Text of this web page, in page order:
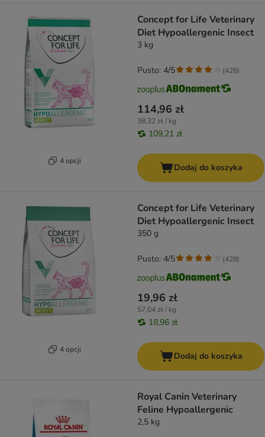
4 opcji
Concept for Life Veterinary
Diet Hypoallergenic Insect
3 kg
114,96 zł
38,32 zł / kg
109,21 zł
Pusto: 4/5 (428)
Dodaj do koszyka
4 opcji
Concept for Life Veterinary
Diet Hypoallergenic Insect
350 g
19,96 zł
57,04 zł / kg
18,96 zł
Pusto: 4/5 (428)
Dodaj do koszyka
Royal Canin Veterinary
Feline Hypoallergenic
2,5 kg